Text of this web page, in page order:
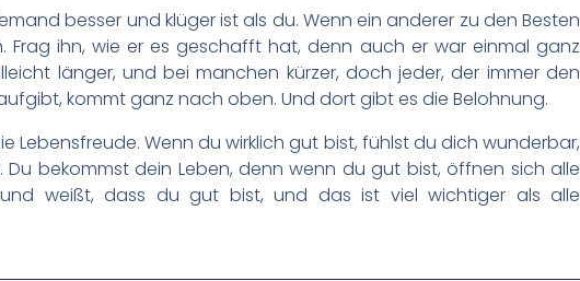
besser und klüger ist als du. Wenn ein anderer zu den Besten
ihn, wie er es geschafft hat, denn auch er war einmal ganz
länger, und bei manchen kürzer, doch jeder, der immer den
kommt ganz nach oben. Und dort gibt es die Belohnung.
Lebensfreude. Wenn du wirklich gut bist, fühlst du dich wunderbar,
bekommst dein Leben, denn wenn du gut bist, öffnen sich alle
weißt, dass du gut bist, und das ist viel wichtiger als alle